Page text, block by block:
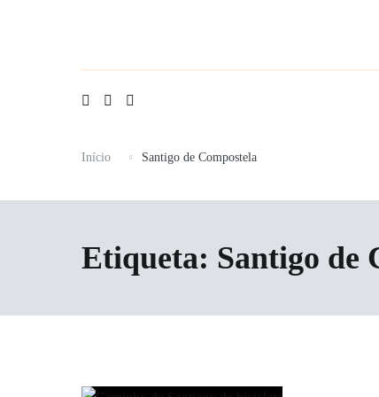
Início Santigo de Compostela
Etiqueta: Santigo de